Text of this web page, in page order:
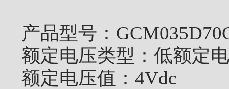
产品型号：
额定电压类型： 低额定
额定电压值： 4Vdc